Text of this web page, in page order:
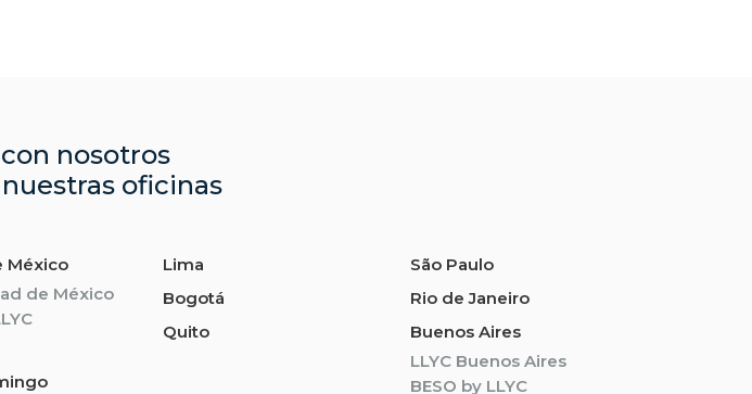
nosotros
oficinas
México
de México
Lima
Bogotá
Quito
São Paulo
Rio de Janeiro
Buenos Aires
LLYC Buenos Aires
BESO by LLYC